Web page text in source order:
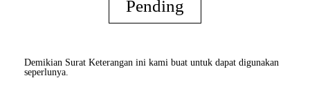
Pending
Demikian Surat Keterangan ini kami buat untuk dapat digunakan
seperlunya.